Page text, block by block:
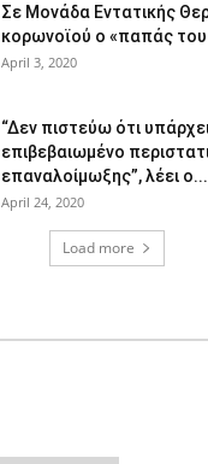
Σε Μονάδα Εντατικής
κορωνοϊού ο «παπάς του
April 3, 2020
“Δεν πιστεύω ότι
επιβεβαιωμένο
επαναλοίμωξης”, λέει ο...
April 24, 2020
Load more